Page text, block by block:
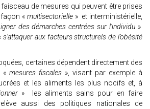
de mesures qui peuvent être prises
« multisectorielle» et interministérielle,
des démarches centrées sur l’individu »
s’attaquer aux facteurs structurels de l’obésité
certaines dépendent directement des
« mesures fiscales », visant par exemple à
et les aliments les plus nocifs et, à
» les aliments sains pour en faire
aussi des politiques nationales de